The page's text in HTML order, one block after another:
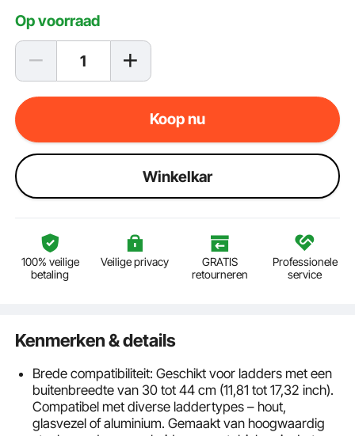
Op voorraad
Koop nu
Winkelkar
100% veilige
betaling
Veilige privacy
GRATIS
retourneren
Professionele
service
Kenmerken & details
Brede compatibiliteit: Geschikt voor ladders met een
buitenbreedte van 30 tot 44 cm (11,81 tot 17,32 inch).
Compatibel met diverse laddertypes – hout,
glasvezel of aluminium. Gemaakt van hoogwaardig